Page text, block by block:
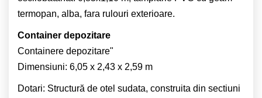
termopan, alba, fara rulouri exterioare.
Container depozitare
Containere depozitare"
Dimensiuni: 6,05 x 2,43 x 2,59 m
Dotari: Structură de otel sudata, construita din sectiuni